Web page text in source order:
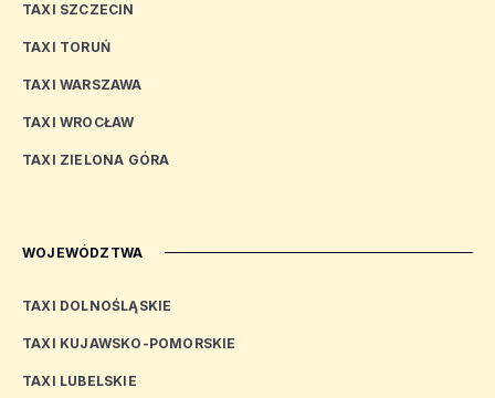
TAXI SZCZECIN
TAXI TORUŃ
TAXI WARSZAWA
TAXI WROCŁAW
TAXI ZIELONA GÓRA
WOJEWÓDZTWA
TAXI DOLNOŚLĄSKIE
TAXI KUJAWSKO-POMORSKIE
TAXI LUBELSKIE